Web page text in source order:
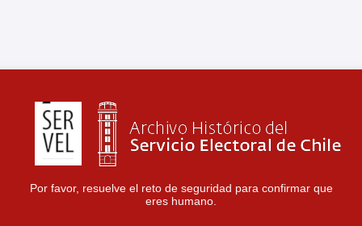
Por favor, resuelve el reto de seguridad para confirmar que
eres humano.